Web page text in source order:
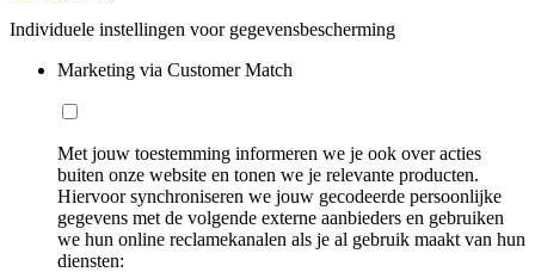
Individuele instellingen voor gegevensbescherming
Marketing via Customer Match
Met jouw toestemming informeren we je ook over acties
buiten onze website en tonen we je relevante producten.
Hiervoor synchroniseren we jouw gecodeerde persoonlijke
gegevens met de volgende externe aanbieders en gebruiken
we hun online reclamekanalen als je al gebruik maakt van hun
diensten: